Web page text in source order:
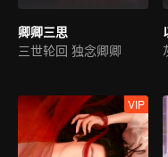
卿卿三思
三世轮回 独念卿卿
VIP